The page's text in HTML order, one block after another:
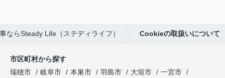
ならSteady Life（ステディライフ） Cookieの取扱いについて
市区町村から探す
瑞穂市
岐阜市 本巣市 羽島市 大垣市
一宮市